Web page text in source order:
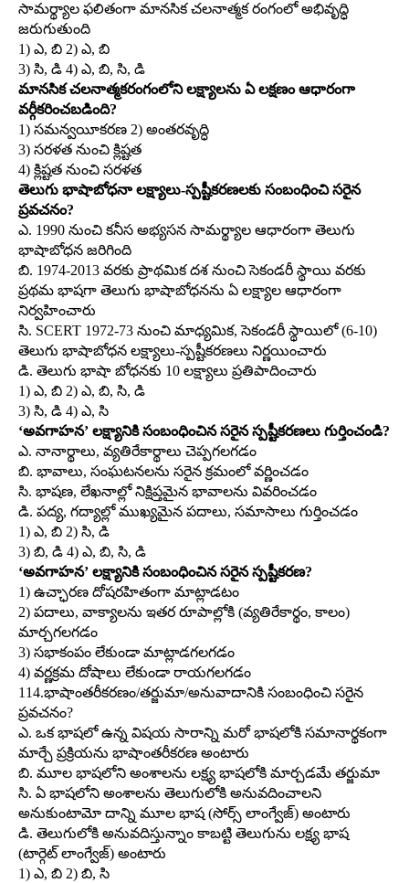
సామర్థ్యాల ఫలితంగా మానసిక చలనాత్మక రంగంలో అభివృద్ధి
జరుగుతుంది
1) ఎ, బి 2) ఎ, బి
3) సి, డి 4) ఎ, బి, సి, డి
మానసిక చలనాత్మకరంగంలోని లక్ష్యాలను ఏ లక్షణం ఆధారంగా
వర్గీకరించబడింది?
1) సమన్వయీకరణ 2) అంతరవృద్ధి
3) సరళత నుంచి క్లిష్టత
4) క్లిష్టత నుంచి సరళత
తెలుగు భాషాబోధనా లక్ష్యాలు-స్పష్టీకరణలకు సంబంధించి సరైన
ప్రవచనం?
ఎ. 1990 నుంచి కనీస అభ్యసన సామర్థ్యాల ఆధారంగా తెలుగు
భాషాబోధన జరిగింది
బి. 1974-2013 వరకు ప్రాథమిక దశ నుంచి సెకండరీ స్థాయి వరకు
ప్రథమ భాషగా తెలుగు భాషాబోధనను ఏ లక్ష్యాల ఆధారంగా
నిర్వహించారు
సి. SCERT 1972-73 నుంచి మాధ్యమిక, సెకండరీ స్థాయిలో (6-10)
తెలుగు భాషాబోధన లక్ష్యాలు-స్పష్టీకరణలు నిర్ణయించారు
డి. తెలుగు భాషా బోధనకు 10 లక్ష్యాలు ప్రతిపాదించారు
1) ఎ, బి 2) ఎ, బి, సి, డి
3) సి, డి 4) ఎ, సి
‘అవగాహన’ లక్ష్యానికి సంబంధించిన సరైన స్పష్టీకరణలు గుర్తించండి?
ఎ. నానార్థాలు, వ్యతిరేకార్థాలు చెప్పగలగడం
బి. భావాలు, సంఘటనలను సరైన క్రమంలో వర్ణించడం
సి. భాషణ, లేఖనాల్లో నిక్షిప్తమైన భావాలను వివరించడం
డి. పద్య, గద్యాల్లో ముఖ్యమైన పదాలు, సమాసాలు గుర్తించడం
1) ఎ, బి 2) సి, డి
3) బి, డి 4) ఎ, బి, సి, డి
‘అవగాహన’ లక్ష్యానికి సంబంధించిన సరైన స్పష్టీకరణ?
1) ఉచ్ఛారణ దోషరహితంగా మాట్లాడటం
2) పదాలు, వాక్యాలను ఇతర రూపాల్లోకి (వ్యతిరేకార్థం, కాలం)
మార్చగలగడం
3) సభాకంపం లేకుండా మాట్లాడగలగడం
4) వర్ణక్రమ దోషాలు లేకుండా రాయగలగడం
114.భాషాంతరీకరణం/తర్జుమా/అనువాదానికి సంబంధించి సరైన
ప్రవచనం?
ఎ. ఒక భాషలో ఉన్న విషయ సారాన్ని మరో భాషలోకి సమానార్థకంగా
మార్చే ప్రక్రియను భాషాంతరీకరణ అంటారు
బి. మూల భాషలోని అంశాలను లక్ష్య భాషలోకి మార్చడమే తర్జుమా
సి. ఏ భాషలోని అంశాలను తెలుగులోకి అనువదించాలని
అనుకుంటామో దాన్ని మూల భాష (సోర్స్‌ లాంగ్వేజ్‌) అంటారు
డి. తెలుగులోకి అనువదిస్తున్నాం కాబట్టి తెలుగును లక్ష్య భాష
(టార్గెట్‌ లాంగ్వేజ్‌) అంటారు
1) ఎ, బి 2) బి, సి